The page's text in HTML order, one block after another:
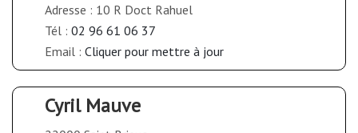
Adresse : 10 R Doct Rahuel
Tél : 02 96 61 06 37
Email : Cliquer pour mettre à jour
Cyril Mauve